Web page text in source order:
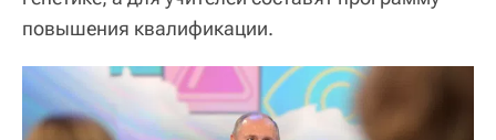
повышения квалификации.